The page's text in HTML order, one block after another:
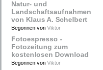
Natur- und
Landschaftsaufnahmen
von Klaus A. Schelbert
Begonnen von Viktor
Fotoespresso -
Fotozeitung zum
kostenlosen Download
Begonnen von Viktor